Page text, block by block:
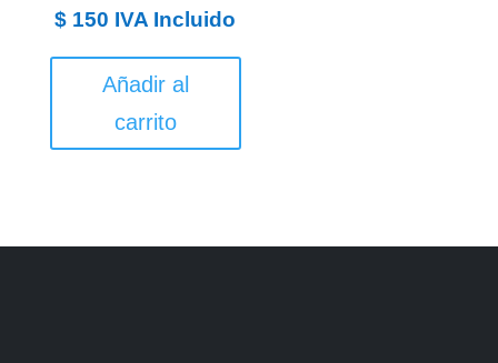
$ 150 IVA Incluido
Añadir al
carrito